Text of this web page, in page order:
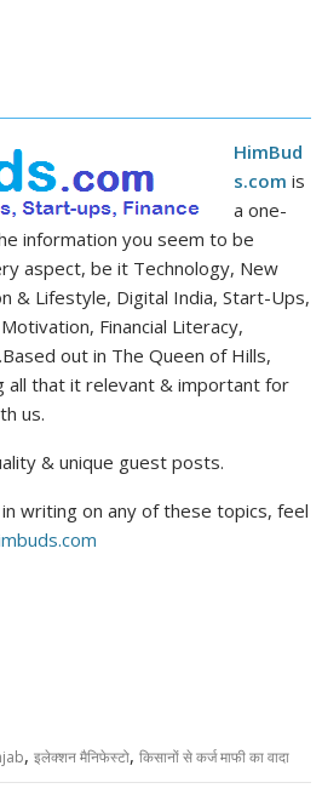
HimBud
s.com is
a one-
information you seem to be
aspect, be it Technology, New
& Lifestyle, Digital India, Start-Ups,
Financial Literacy,
out in The Queen of Hills,
all that it relevant & important for
us.
& unique guest posts.
writing on any of these topics, feel
,इलेक्शन मैनिफेस्टो,किसानों से कर्ज माफी का वादा